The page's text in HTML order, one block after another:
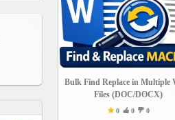
Bulk Find Replace in Multiple
Files (DOC/DOCX)
0 0 0